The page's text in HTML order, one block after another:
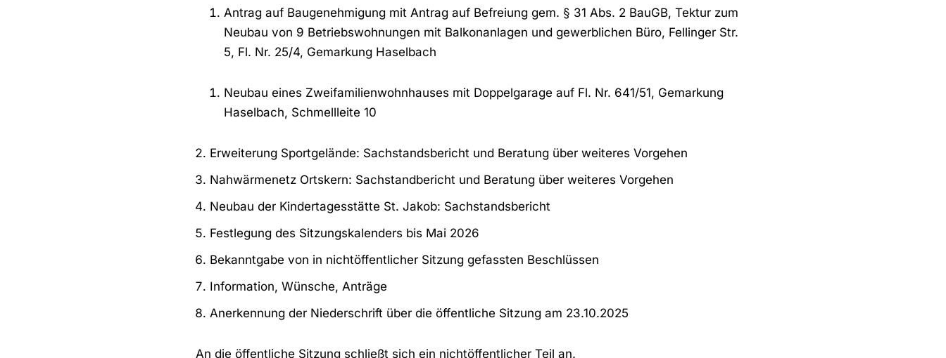
Antrag auf Baugenehmigung mit Antrag auf Befreiung gem. § 31 Abs. 2 BauGB, Tektur zum
Neubau von 9 Betriebswohnungen mit Balkonanlagen und gewerblichen Büro, Fellinger Str.
5, Fl. Nr. 25/4, Gemarkung Haselbach
Neubau eines Zweifamilienwohnhauses mit Doppelgarage auf Fl. Nr. 641/51, Gemarkung
Haselbach, Schmellleite 10
Erweiterung Sportgelände: Sachstandsbericht und Beratung über weiteres Vorgehen
Nahwärmenetz Ortskern: Sachstandbericht und Beratung über weiteres Vorgehen
Neubau der Kindertagesstätte St. Jakob: Sachstandsbericht
Festlegung des Sitzungskalenders bis Mai 2026
Bekanntgabe von in nichtöffentlicher Sitzung gefassten Beschlüssen
Information, Wünsche, Anträge
Anerkennung der Niederschrift über die öffentliche Sitzung am 23.10.2025
An die öffentliche Sitzung schließt sich ein nichtöffentlicher Teil an.